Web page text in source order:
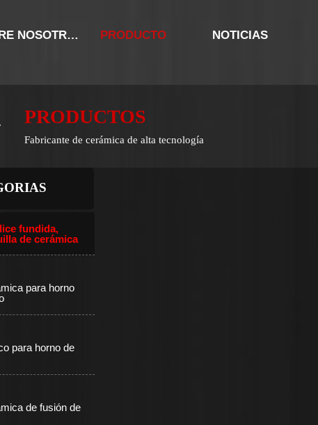
SOBRE NOSOTROS PRODUCTO NOTICIAS
PRODUCTOS
Fabricante de cerámica de alta tecnología
fundida,
de cerámica
para horno
para horno de
de fusión de